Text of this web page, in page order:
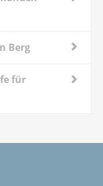
Berg
für